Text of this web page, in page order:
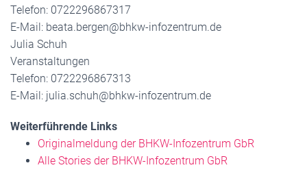
Telefon: 0722296867317
E-Mail: beata.bergen@bhkw-infozentrum.de
Julia Schuh
Veranstaltungen
Telefon: 0722296867313
E-Mail: julia.schuh@bhkw-infozentrum.de
Weiterführende Links
Originalmeldung der BHKW-Infozentrum GbR
Alle Stories der BHKW-Infozentrum GbR